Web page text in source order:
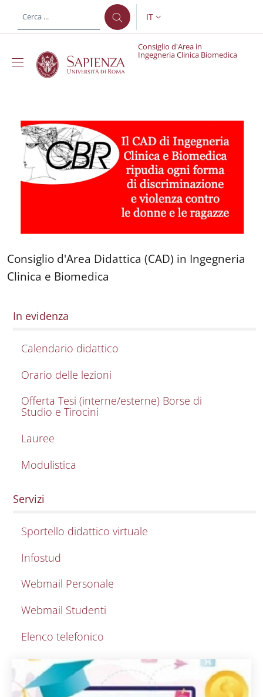
al contenuto principale
SELETTORE LINGUA:
IT
Consiglio d'Area in
Ingegneria Clinica Biomedica
Consiglio d'Area Didattica
Consiglio d'Area Didattica (CAD) in Ingegneria
Clinica e Biomedica
In evidenza
Calendario didattico
Orario delle lezioni
Offerta Tesi (interne/esterne) Borse di
Studio e Tirocini
Lauree
Modulistica
Servizi
Sportello didattico virtuale
Infostud
Webmail Personale
Webmail Studenti
Elenco telefonico